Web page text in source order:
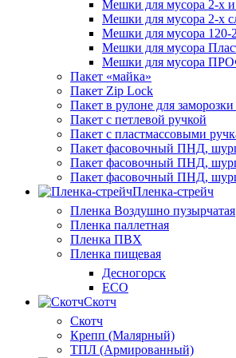
Мешки для мусора 2-х
Мешки для мусора 2-х
Мешки для мусора 120-
Мешки для мусора
Мешки для мусора
Пакет «майка»
Пакет Zip Lock
Пакет в рулоне для
Пакет с петлевой ручкой
Пакет с пластмассовыми
Пакет фасовочный ПНД,
Пакет фасовочный ПНД,
Пакет фасовочный ПНД,
Пленка-стрейч
Пленка Воздушно пузырчатая
Пленка паллетная
Пленка ПВХ
Пленка пищевая
Десногорск
ECO
Скотч
Скотч
Крепп (Малярный)
ТПЛ (Армированный)